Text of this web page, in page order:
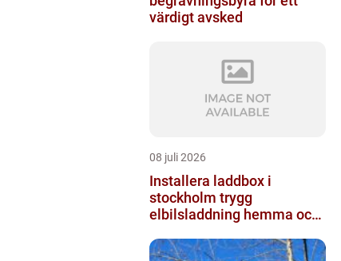
värdigt avsked
08 juli 2026
Installera laddbox i
stockholm trygg
elbilsladdning hemma och